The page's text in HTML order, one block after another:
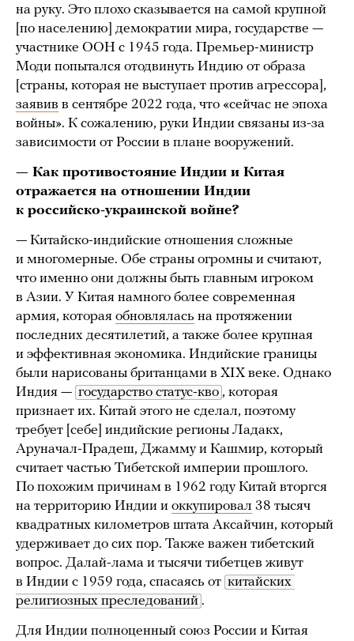
на руку. Это плохо сказывается на самой крупной
[по населению] демократии мира, государстве —
участнике ООН с 1945 года. Премьер-министр
Моди попытался отодвинуть Индию от образа
[страны, которая не выступает против агрессора],
заявив в сентябре 2022 года, что «сейчас не эпоха
войны». К сожалению, руки Индии связаны из-за
зависимости от России в плане вооружений.
— Как противостояние Индии и Китая
отражается на отношении Индии
к российско-украинской войне?
— Китайско-индийские отношения сложные
и многомерные. Обе страны огромны и считают,
что именно они должны быть главным игроком
в Азии. У Китая намного более современная
армия, которая обновлялась на протяжении
последних десятилетий, а также более крупная
и эффективная экономика. Индийские границы
были нарисованы британцами в XIX веке. Однако
Индия — государство статус-кво , которая
признает их. Китай этого не сделал, поэтому
требует [себе] индийские регионы Ладакх,
Аруначал-Прадеш, Джамму и Кашмир, который
считает частью Тибетской империи прошлого.
По похожим причинам в 1962 году Китай вторгся
на территорию Индии и оккупировал 38 тысяч
квадратных километров штата Аксайчин, который
удерживает до сих пор. Также важен тибетский
вопрос. Далай-лама и тысячи тибетцев живут
в Индии с 1959 года, спасаясь от китайских
религиозных преследований .
Для Индии полноценный союз России и Китая